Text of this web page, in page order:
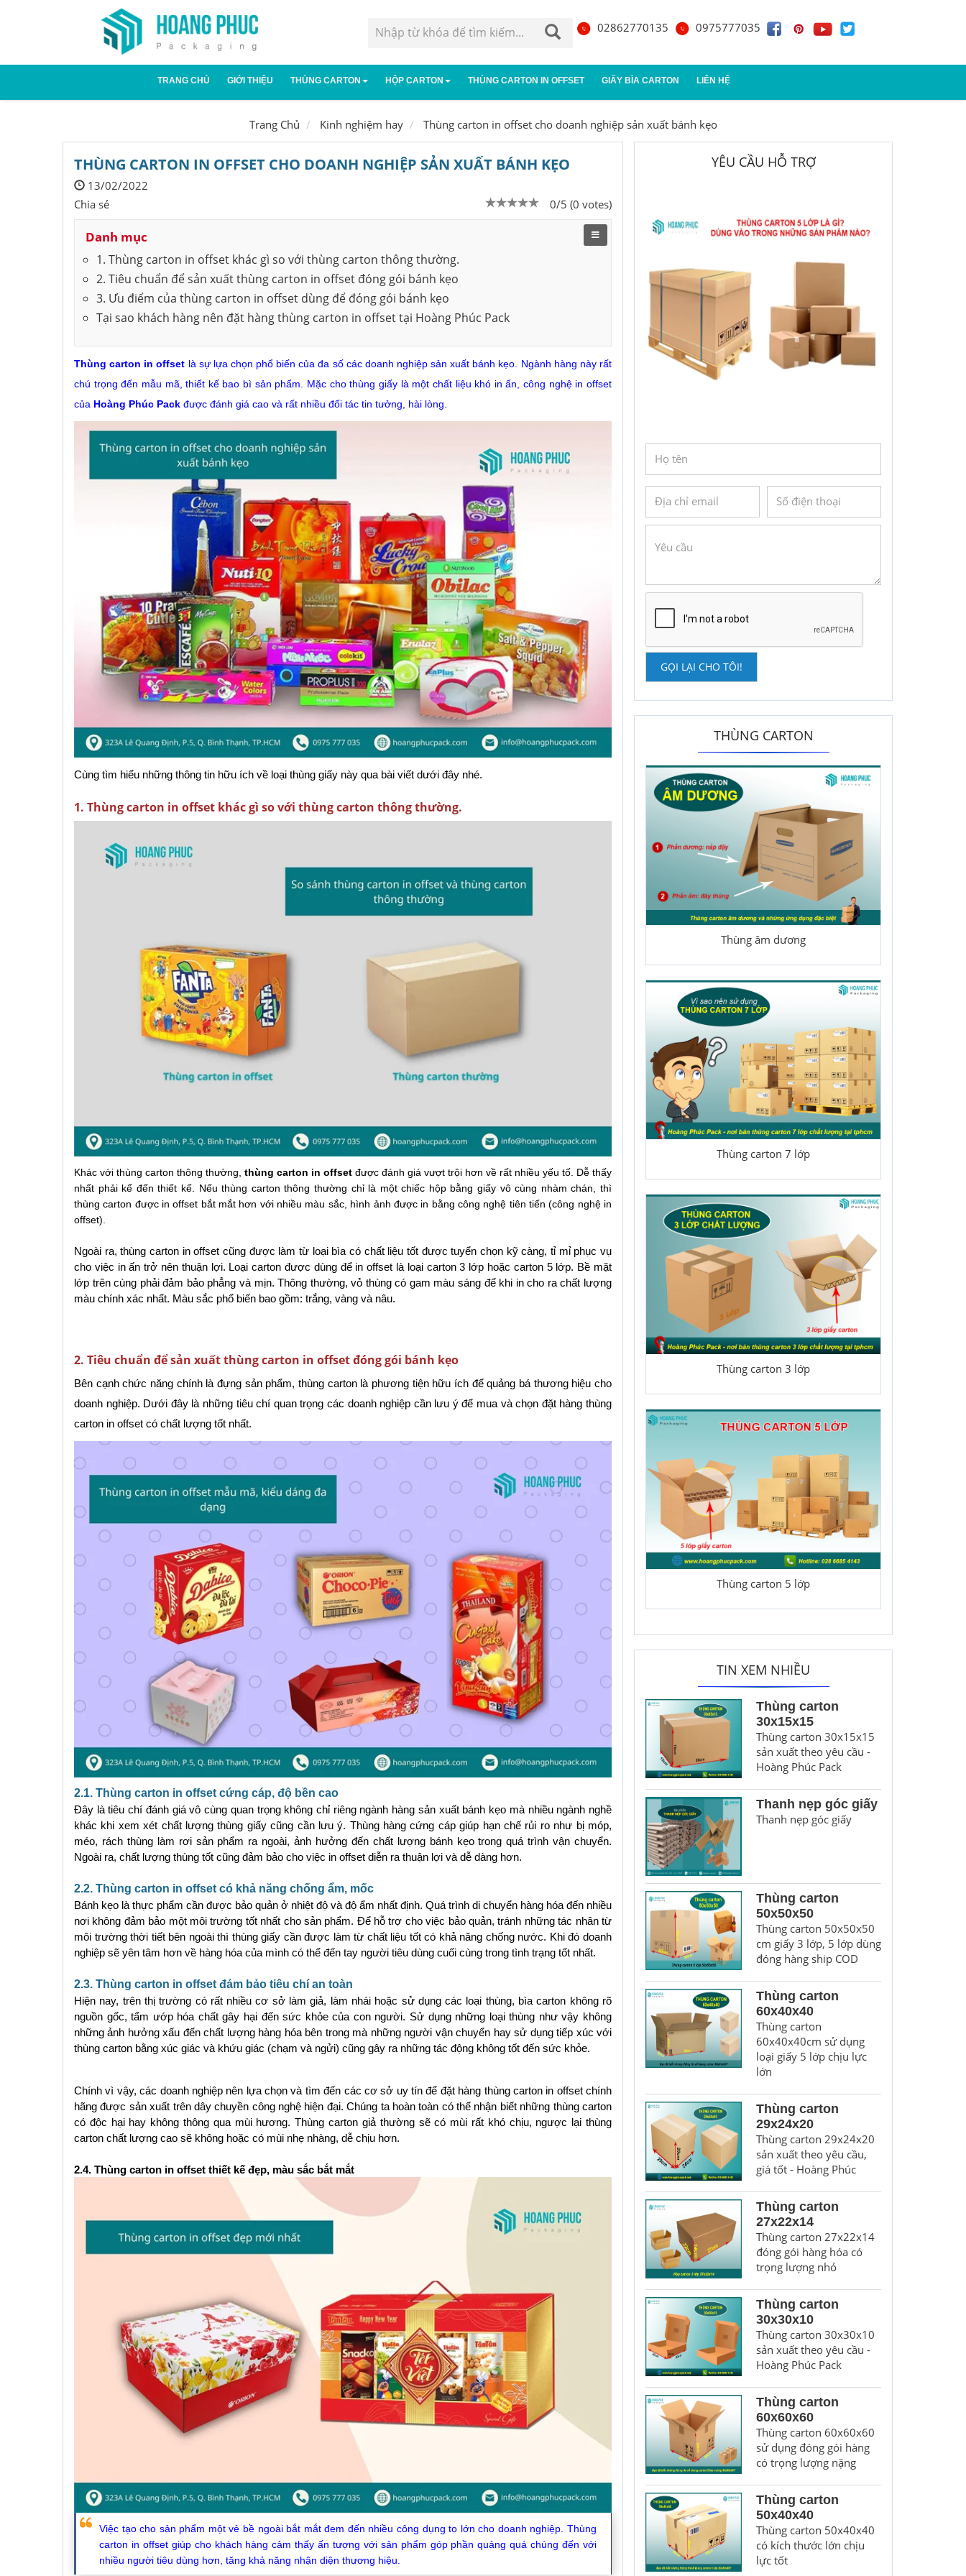
02862770135 0975777035
TRANG CHỦ GIỚI THIỆU THÙNG CARTON
Thùng carton 3 lớp Thùng carton 5 lớp
HỘP CARTON
Hộp carton đựng giày Hộp giấy
Hộp carton nhỏ
THÙNG CARTON IN OFFSET GIẤY BÌA CARTON LIÊN HỆ
Trang Chủ Kinh nghiệm hay Thùng carton in offset cho doanh nghiệp sản xuất bánh kẹo
THÙNG CARTON IN OFFSET CHO DOANH NGHIỆP SẢN XUẤT BÁNH KẸO
13/02/2022
0/5 (0 votes)
Chia sẻ
Danh mục
1. Thùng carton in offset khác gì so với thùng carton thông thường.
2. Tiêu chuẩn để sản xuất thùng carton in offset đóng gói bánh kẹo
3. Ưu điểm của thùng carton in offset dùng để đóng gói bánh kẹo
Tại sao khách hàng nên đặt hàng thùng carton in offset tại Hoàng Phúc Pack
Thùng carton in offset là sự lựa chọn phổ biến của đa số các doanh nghiệp sản xuất bánh kẹo. Ngành hàng này rất
chú trọng đến mẫu mã, thiết kế bao bì sản phẩm. Mặc cho thùng giấy là một chất liệu khó in ấn, công nghệ in offset
của Hoàng Phúc Pack được đánh giá cao và rất nhiều đối tác tin tưởng, hài lòng.
Cùng tìm hiểu những thông tin hữu ích về loại thùng giấy này qua bài viết dưới đây nhé.
1. Thùng carton in offset khác gì so với thùng carton thông thường.
Khác với thùng carton thông thường, thùng carton in offset được đánh giá vượt trội hơn về rất nhiều yếu tố. Dễ thấy
nhất phải kể đến thiết kế. Nếu thùng carton thông thường chỉ là một chiếc hộp bằng giấy vô cùng nhàm chán, thì
thùng carton được in offset bắt mắt hơn với nhiều màu sắc, hình ảnh được in bằng công nghệ tiên tiến (công nghệ in
offset).
Ngoài ra, thùng carton in offset cũng được làm từ loại bìa có chất liệu tốt được tuyển chọn kỹ càng, tỉ mỉ phục vụ
cho việc in ấn trở nên thuận lợi. Loại carton được dùng để in offset là loại carton 3 lớp hoặc carton 5 lớp. Bề mặt
lớp trên cùng phải đảm bảo phẳng và mịn. Thông thường, vỏ thùng có gam màu sáng để khi in cho ra chất lượng
màu chính xác nhất. Màu sắc phổ biến bao gồm: trắng, vàng và nâu.
2. Tiêu chuẩn để sản xuất thùng carton in offset đóng gói bánh kẹo
Bên cạnh chức năng chính là đựng sản phẩm, thùng carton là phương tiện hữu ích để quảng bá thương hiệu cho
doanh nghiệp. Dưới đây là những tiêu chí quan trọng các doanh nghiệp cần lưu ý để mua và chọn đặt hàng thùng
carton in offset có chất lượng tốt nhất.
2.1. Thùng carton in offset cứng cáp, độ bền cao
Đây là tiêu chí đánh giá vô cùng quan trọng không chỉ riêng ngành hàng sản xuất bánh kẹo mà nhiều ngành nghề
khác khi xem xét chất lượng thùng giấy cũng cần lưu ý. Thùng hàng cứng cáp giúp hạn chế rủi ro như bị móp,
méo, rách thùng làm rơi sản phẩm ra ngoài, ảnh hưởng đến chất lượng bánh kẹo trong quá trình vận chuyển.
Ngoài ra, chất lượng thùng tốt cũng đảm bảo cho việc in offset diễn ra thuận lợi và dễ dàng hơn.
2.2. Thùng carton in offset có khả năng chống ẩm, mốc
Bánh kẹo là thực phẩm cần được bảo quản ở nhiệt độ và độ ẩm nhất định. Quá trình di chuyển hàng hóa đến nhiều
nơi không đảm bảo một môi trường tốt nhất cho sản phẩm. Để hỗ trợ cho việc bảo quản, tránh những tác nhân từ
môi trường thời tiết bên ngoài thì thùng giấy cần được làm từ chất liệu tốt có khả năng chống nước. Khi đó doanh
nghiệp sẽ yên tâm hơn về hàng hóa của mình có thể đến tay người tiêu dùng cuối cùng trong tình trạng tốt nhất.
2.3. Thùng carton in offset đảm bảo tiêu chí an toàn
Hiện nay, trên thị trường có rất nhiều cơ sở làm giả, làm nhái hoặc sử dụng các loại thùng, bìa carton không rõ
nguồn gốc, tẩm ướp hóa chất gây hại đến sức khỏe của con người. Sử dụng những loại thùng như vậy không
những ảnh hưởng xấu đến chất lượng hàng hóa bên trong mà những người vận chuyển hay sử dụng tiếp xúc với
thùng carton bằng xúc giác và khứu giác (chạm và ngửi) cũng gây ra những tác động không tốt đến sức khỏe.
Chính vì vậy, các doanh nghiệp nên lựa chọn và tìm đến các cơ sở uy tín để đặt hàng thùng carton in offset chính
hãng được sản xuất trên dây chuyền công nghệ hiện đại. Chúng ta hoàn toàn có thể nhận biết những thùng carton
có độc hại hay không thông qua mùi hương. Thùng carton giả thường sẽ có mùi rất khó chịu, ngược lại thùng
carton chất lượng cao sẽ không hoặc có mùi nhẹ nhàng, dễ chịu hơn.
2.4. Thùng carton in offset thiết kế đẹp, màu sắc bắt mắt
Việc tạo cho sản phẩm một vẻ bề ngoài bắt mắt đem đến nhiều công dụng to lớn cho doanh nghiệp. Thùng
carton in offset giúp cho khách hàng cảm thấy ấn tượng với sản phẩm góp phần quảng quá chúng đến với
nhiều người tiêu dùng hơn, tăng khả năng nhận diện thương hiệu.
YÊU CẦU HỖ TRỢ
GỌI LẠI CHO TÔI!
THÙNG CARTON
Thùng âm dương
Thùng carton 7 lớp
Thùng carton 3 lớp
Thùng carton 5 lớp
TIN XEM NHIỀU
Thùng carton
30x15x15
Thùng carton 30x15x15
sản xuất theo yêu cầu -
Hoàng Phúc Pack
Thanh nẹp góc giấy
Thanh nẹp góc giấy
Thùng carton
50x50x50
Thùng carton 50x50x50
cm giấy 3 lớp, 5 lớp dùng
đóng hàng ship COD
Thùng carton
60x40x40
Thùng carton
60x40x40cm sử dụng
loại giấy 5 lớp chịu lực
lớn
Thùng carton
29x24x20
Thùng carton 29x24x20
sản xuất theo yêu cầu,
giá tốt - Hoàng Phúc
Thùng carton
27x22x14
Thùng carton 27x22x14
đóng gói hàng hóa có
trọng lượng nhỏ
Thùng carton
30x30x10
Thùng carton 30x30x10
sản xuất theo yêu cầu -
Hoàng Phúc Pack
Thùng carton
60x60x60
Thùng carton 60x60x60
sử dụng đóng gói hàng
có trọng lượng nặng
Thùng carton
50x40x40
Thùng carton 50x40x40
có kích thước lớn chịu
lực tốt